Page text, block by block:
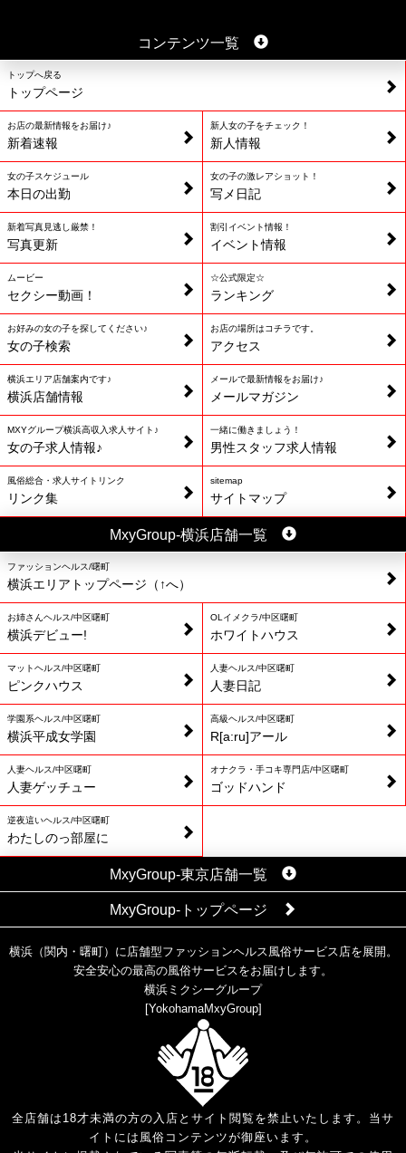
コンテンツ一覧
トップへ戻る
トップページ
お店の最新情報をお届け♪
新着速報
新人女の子をチェック！
新人情報
女の子スケジュール
本日の出勤
女の子の激レアショット！
写メ日記
新着写真見逃し厳禁！
写真更新
割引イベント情報！
イベント情報
ムービー
セクシー動画！
☆公式限定☆
ランキング
お好みの女の子を探してください♪
女の子検索
お店の場所はコチラです。
アクセス
横浜エリア店舗案内です♪
横浜店舗情報
メールで最新情報をお届け♪
メールマガジン
MXYグループ横浜高収入求人サイト♪
女の子求人情報♪
一緒に働きましょう！
男性スタッフ求人情報
風俗総合・求人サイトリンク
リンク集
sitemap
サイトマップ
MxyGroup-横浜店舗一覧
ファッションヘルス/曙町
横浜エリアトップページ（↑へ）
お姉さんヘルス/中区曙町
横浜デビュー!
OLイメクラ/中区曙町
ホワイトハウス
マットヘルス/中区曙町
ピンクハウス
人妻ヘルス/中区曙町
人妻日記
学園系ヘルス/中区曙町
横浜平成女学園
高級ヘルス/中区曙町
R[a:ru]アール
人妻ヘルス/中区曙町
人妻ゲッチュー
オナクラ・手コキ専門店/中区曙町
ゴッドハンド
逆夜這いヘルス/中区曙町
わたしのっ部屋に
MxyGroup-東京店舗一覧
MxyGroup-トップページ
横浜（関内・曙町）に店舗型ファッションヘルス風俗サービス店を展開。
安全安心の最高の風俗サービスをお届けします。
横浜ミクシーグループ
[YokohamaMxyGroup]
全店舗は18才未満の方の入店とサイト閲覧を禁止いたします。当サ
イトには風俗コンテンツが御座います。